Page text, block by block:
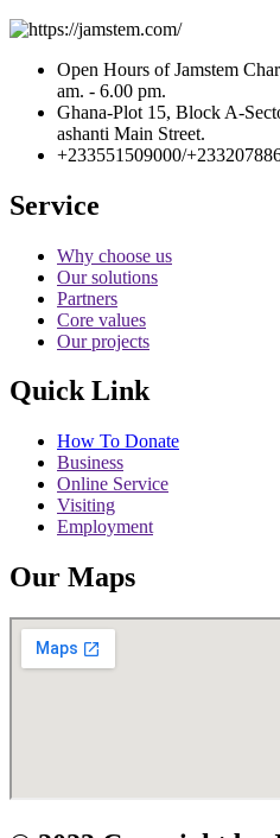
Open Hours of Jamstem
am. - 6.00 pm.
Ghana-Plot 15, Block A-
ashanti Main Street.
+233551509000/
Service
Why choose us
Our solutions
Partners
Core values
Our projects
Quick Link
How To Donate
Business
Online Service
Visiting
Employment
Our Maps